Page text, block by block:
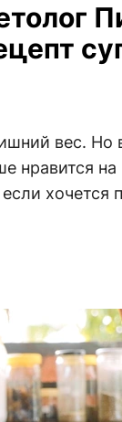
вес. Но
нравится
хочется